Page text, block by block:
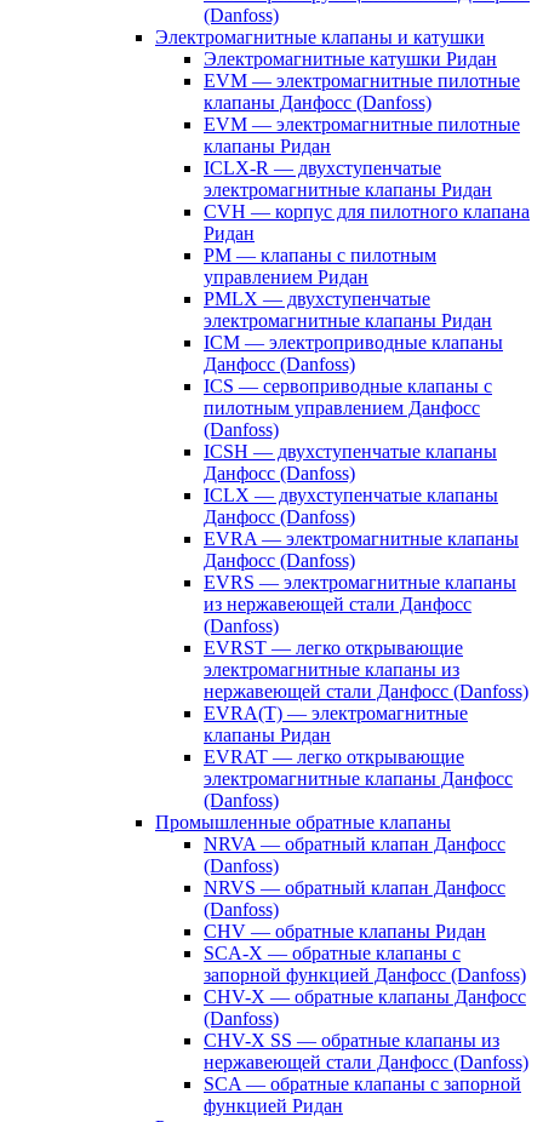
(Danfoss)
Электромагнитные клапаны и катушки
Электромагнитные катушки Ридан
EVM — электромагнитные пилотные
клапаны Данфосс (Danfoss)
EVM — электромагнитные пилотные
клапаны Ридан
ICLX-R — двухступенчатые
электромагнитные клапаны Ридан
CVH — корпус для пилотного клапана
Ридан
PM — клапаны с пилотным
управлением Ридан
PMLX — двухступенчатые
электромагнитные клапаны Ридан
ICM — электроприводные клапаны
Данфосс (Danfoss)
ICS — сервоприводные клапаны с
пилотным управлением Данфосс
(Danfoss)
ICSH — двухступенчатые клапаны
Данфосс (Danfoss)
ICLX — двухступенчатые клапаны
Данфосс (Danfoss)
EVRA — электромагнитные клапаны
Данфосс (Danfoss)
EVRS — электромагнитные клапаны
из нержавеющей стали Данфосс
(Danfoss)
EVRST — легко открывающие
электромагнитные клапаны из
нержавеющей стали Данфосс (Danfoss)
EVRA(T) — электромагнитные
клапаны Ридан
EVRAT — легко открывающие
электромагнитные клапаны Данфосс
(Danfoss)
Промышленные обратные клапаны
NRVA — обратный клапан Данфосс
(Danfoss)
NRVS — обратный клапан Данфосс
(Danfoss)
CHV — обратные клапаны Ридан
SCA-X — обратные клапаны с
запорной функцией Данфосс (Danfoss)
CHV-X — обратные клапаны Данфосс
(Danfoss)
CHV-X SS — обратные клапаны из
нержавеющей стали Данфосс (Danfoss)
SCA — обратные клапаны с запорной
функцией Ридан